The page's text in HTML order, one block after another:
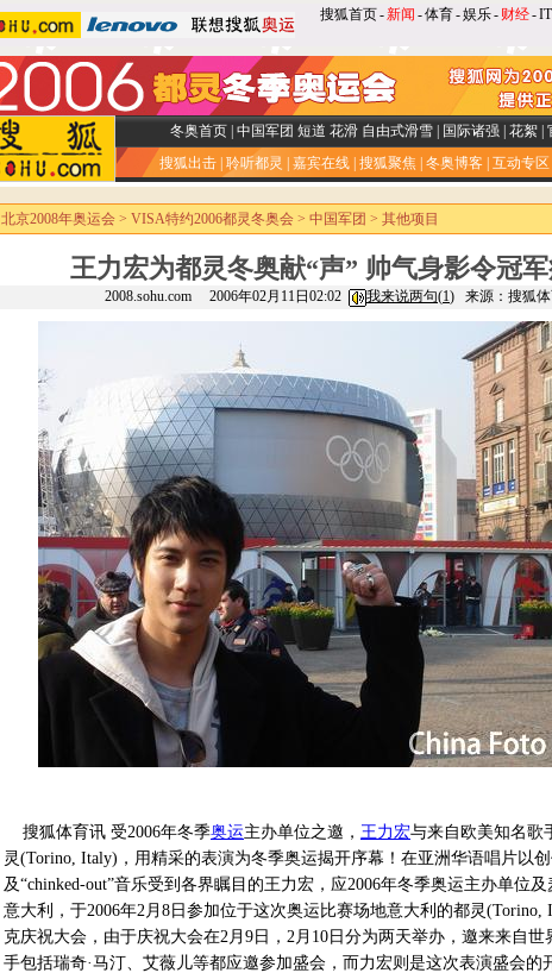
搜狐首页-新闻 -体育-娱乐- 财经-IT
冬奥首页| 中国军团 短道 花滑 自由式滑雪| 国际诸强| 花絮|
搜狐出击 聆听都灵 嘉宾在线 搜狐聚焦 冬奥博客 互动专区
北京2008年奥运会 > VISA特约2006都灵冬奥会 > 中国军团 > 其他项目
王力宏为都灵冬奥献“声” 帅气身影令冠
2008.sohu.com 2006年02月11日02:02 我来说两句(1) 来源：搜狐
搜狐体育讯 受2006年冬季奥运主办单位之邀， 王力宏与来自欧美知名歌
灵(Torino, Italy)，用精采的表演为冬季奥运揭开序幕！在亚洲华语唱片以
及“chinked-out”音乐受到各界瞩目的王力宏，应2006年冬季奥运主办单位
意大利，于2006年2月8日参加位于这次奥运比赛场地意大利的都灵(Torino,
克庆祝大会，由于庆祝大会在2月9日，2月10日分为两天举办，邀来来自世
手包括瑞奇·马汀、艾薇儿等都应邀参加盛会，而力宏则是这次表演盛会的